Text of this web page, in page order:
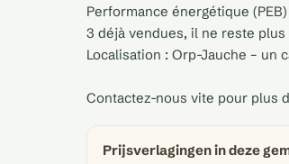
Performance énergétique
3 déjà vendues, il ne reste
Localisation : Orp-Jauche –
Contactez-nous vite pour plus
Prijsverlagingen in deze